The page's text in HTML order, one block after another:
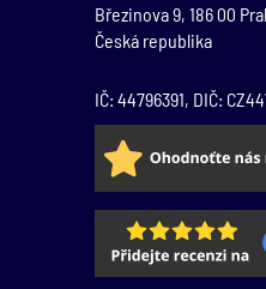
Březinova 9, 186 00
Česká republika
IČ: 44796391, DIČ: